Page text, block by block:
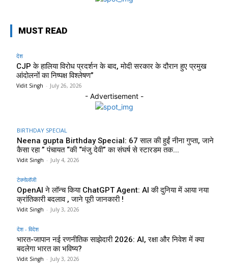
MUST READ
देश
CJP के हालिया विरोध प्रदर्शन के बाद, मोदी सरकार के दौरान हुए प्रमुख
आंदोलनों का निष्पक्ष विश्लेषण”
Vidit Singh - July 26, 2026
- Advertisement -
BIRTHDAY SPECIAL
Neena gupta Birthday Special: 67 साल की हुईं नीना गुप्ता, जाने
कैसा रहा ” पंचायत “की “मंजु देवी” का संघर्ष से स्टारडम तक...
Vidit Singh - July 4, 2026
टेक्नोलॉजी
OpenAI ने लॉन्च किया ChatGPT Agent: AI की दुनिया में आया नया
क्रांतिकारी बदलाव , जाने पूरी जानकारी !
Vidit Singh - July 3, 2026
देश - विदेश
भारत-जापान नई रणनीतिक साझेदारी 2026: AI, रक्षा और निवेश में क्या
बदलेगा भारत का भविष्य?
Vidit Singh - July 3, 2026